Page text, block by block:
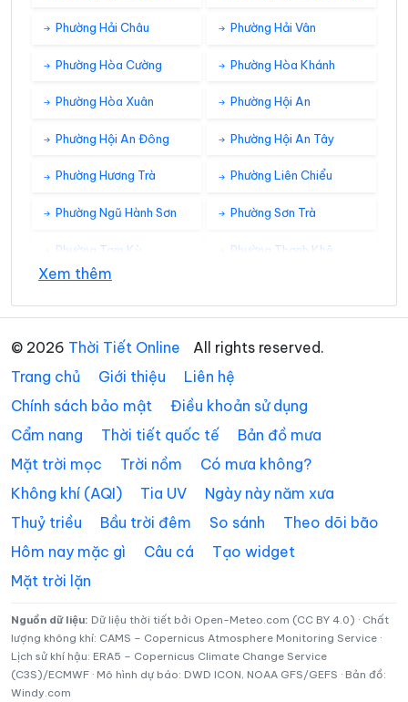
Phường Hải Châu Phường Hải Vân
Phường Hòa Cường Phường Hòa Khánh
Phường Hòa Xuân Phường Hội An
Phường Hội An Đông Phường Hội An Tây
Phường Hương Trà Phường Liên Chiểu
Phường Ngũ Hành Sơn Phường Sơn Trà
Phường Tam Kỳ Phường Thanh Khê
Xã Đắc Pring
Xã Đại Lộc Xã Điện Bàn Tây
Xã Đồng Dương Xã Đông Giang
Xã Đức Phú Xã Duy Nghĩa
Xã Hà Nha Xã Hiệp Đức
Xã Hòa Tiến
Xã Hùng Sơn Xã Khâm Đức
Xã La Dêê Xã La Êê
Xã Lãnh Ngọc
Xem thêm
© 2026 Thời Tiết Online
All rights reserved.
Trang chủ
Giới thiệu
Liên hệ
Chính sách bảo mật
Điều khoản sử dụng
Cẩm nang
Thời tiết quốc tế
Bản đồ mưa
Mặt trời mọc
Trời nồm
Có mưa không?
Không khí (AQI)
Tia UV
Ngày này năm xưa
Thuỷ triều
Bầu trời đêm So sánh
Theo dõi bão
Hôm nay mặc gì
Câu cá
Tạo widget
Mặt trời lặn
Nguồn dữ liệu: Dữ liệu thời tiết bởi Open-Meteo.com (CC BY 4.0) · Chất
lượng không khí: CAMS – Copernicus Atmosphere Monitoring Service ·
Lịch sử khí hậu: ERA5 – Copernicus Climate Change Service
(C3S)/ECMWF · Mô hình dự báo: DWD ICON, NOAA GFS/GEFS · Bản đồ:
Windy.com